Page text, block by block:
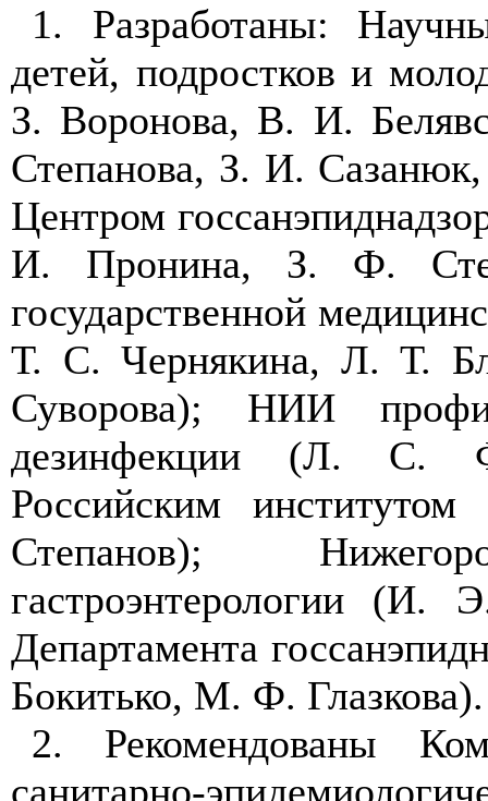
1. Разработаны:
детей, подростков и
З. Воронова, В. И.
Степанова, З. И.
Центром
И. Пронина, З. Ф.
государственной
Т. С. Чернякина, Л. Т.
Суворова); НИИ
дезинфекции (Л. С.
Российским
Степанов);
гастроэнтерологии (И.
Департамента
Бокитько, М. Ф. Глазкова).
2. Рекомендованы
санитарно-